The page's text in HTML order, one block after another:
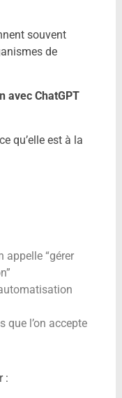
souvent
de
avec ChatGPT
qu’elle est à la
appelle “gérer
que l’on accepte
: